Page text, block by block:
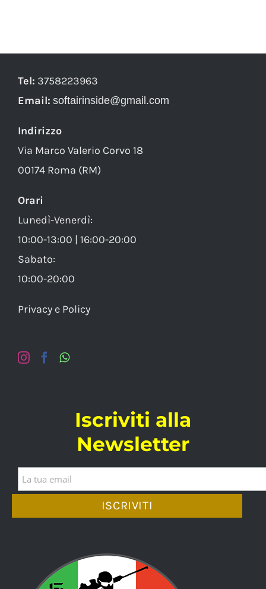
Tel: 3758223963
Email: softairinside@gmail.com
Indirizzo
Via Marco Valerio Corvo 18
00174 Roma (RM)
Orari
Lunedì-Venerdì:
10:00-13:00 | 16:00-20:00
Sabato:
10:00-20:00
Privacy e Policy
Iscriviti alla
Newsletter